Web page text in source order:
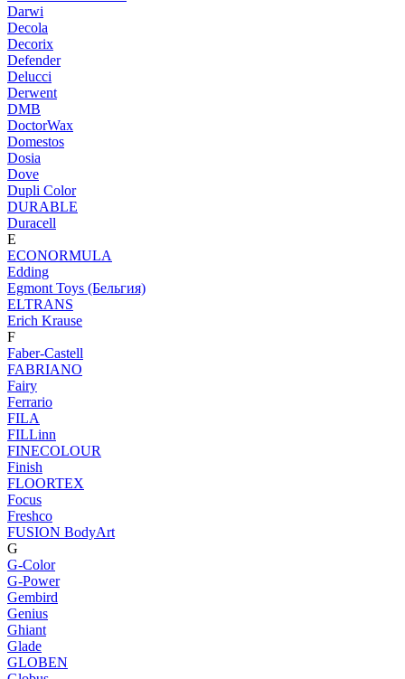
Darwi
Decola
Decorix
Defender
Delucci
Derwent
DMB
DoctorWax
Domestos
Dosia
Dove
Dupli Color
DURABLE
Duracell
E
ECONORMULA
Edding
Egmont Toys (Бельгия)
ELTRANS
Erich Krause
F
Faber-Castell
FABRIANO
Fairy
Ferrario
FILA
FILLinn
FINECOLOUR
Finish
FLOORTEX
Focus
Freshco
FUSION BodyArt
G
G-Color
G-Power
Gembird
Genius
Ghiant
Glade
GLOBEN